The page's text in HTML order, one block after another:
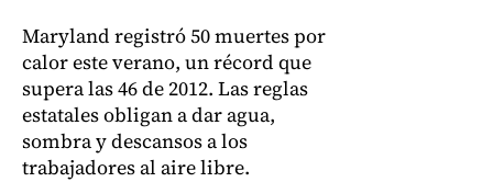
Maryland registró 50 muertes por
calor este verano, un récord que
supera las 46 de 2012. Las reglas
estatales obligan a dar agua,
sombra y descansos a los
trabajadores al aire libre.